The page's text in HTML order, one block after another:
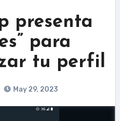
presenta
para
tu perfil
May 29, 2023